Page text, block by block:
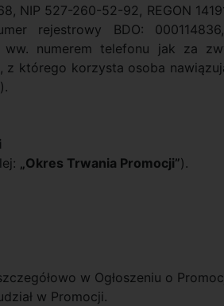
NIP 527-260-52-92, REGON
rejestrowy BDO:
numerem telefonu jak za
którego korzysta osoba
„Okres Trwania Promocji”).
w Ogłoszeniu o
w Promocji.